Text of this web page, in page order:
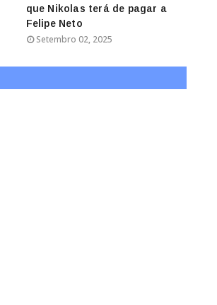
que Nikolas terá de pagar a
Felipe Neto
Setembro 02, 2025